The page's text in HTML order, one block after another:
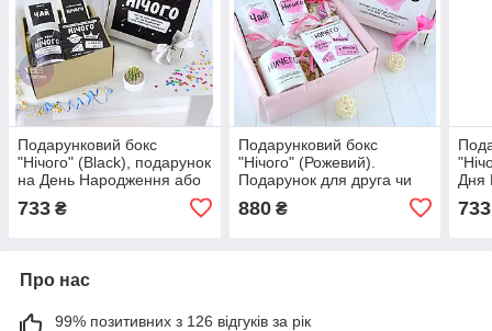
Подарунковий бокс
"Нічого" (Black), подарунок
на День Народження або
733 ₴
Подарунковий бокс
"Нічого" (Рожевий).
Подарунок для друга чи
Народження
880₴
Дня
733
Про нас
99% позитивних з 126 відгуків за рік